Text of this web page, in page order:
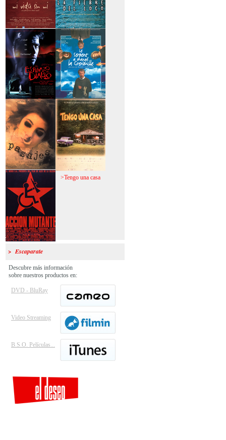
>Mi vida sin mi >La fiebre del loco
>El espinazo del
diablo
>A trabajar!
>Pasajes >Tengo una casa
>Acción mutante
> Escaparate
Descubre más información
sobre nuestros productos en:
DVD - BluRay
Video Streaming
B.S.O. Películas...